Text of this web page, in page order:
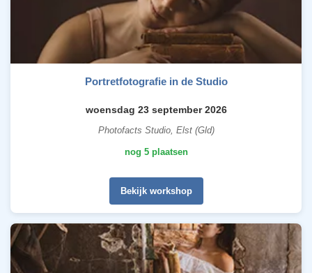
Portretfotografie in de Studio
woensdag 23 september 2026
Photofacts Studio, Elst (Gld)
nog 5 plaatsen
Bekijk workshop